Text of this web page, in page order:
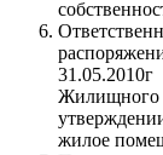
жилое